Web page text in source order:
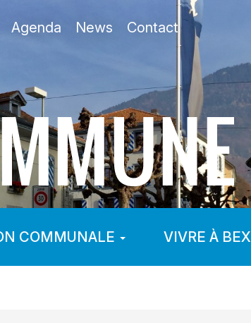
Agenda News Contact
COMMUNALE VIVRE À BEX